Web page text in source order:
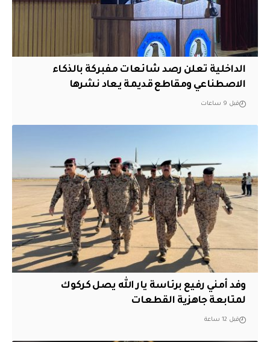
الداخلية تعلن رصد شائعات مفبركة بالذكاء
الاصطناعي ومقاطع قديمة يعاد نشرها
قبل 9 ساعات
وفد أمني رفيع برئاسة يار الله يصل كركوك
لمتابعة جاهزية القطعات
قبل 12 ساعة